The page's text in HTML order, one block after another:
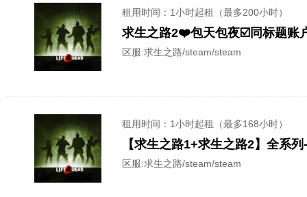
租用时间 ：1小时起租（最多200小时）
求生之路2❤️包天包夜☑️同标题
区服:求生之路/steam/steam
租用时间 ：1小时起租（最多168小时）
区服:求生之路/steam/steam